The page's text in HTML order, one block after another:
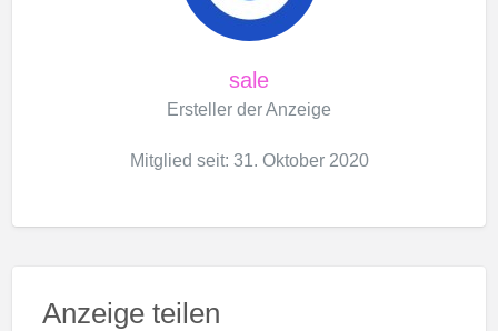
sale
Ersteller der Anzeige
Mitglied seit: 31. Oktober 2020
Anzeige teilen